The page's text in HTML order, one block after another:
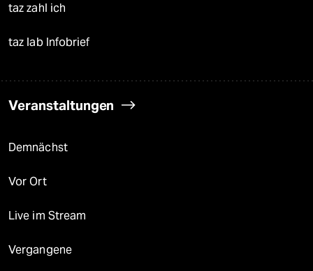
taz zahl ich
taz lab Infobrief
Veranstaltungen
Demnächst
Vor Ort
Live im Stream
Vergangene